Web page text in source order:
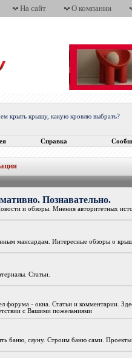
На сайт О компании
крыть крышу, какую кровлю выбрать?
Справка
Познавательно.
и обзоры. Мнения авторитетных
мансардам. Интересные обзоры о
Статьи.
форума - окна. Статьи и комментарии.
с Вашими пожеланиями
баню, сауну. Строим баню сами.